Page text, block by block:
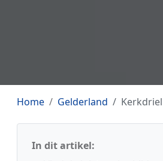
Home Gelderland Kerkdriel
In dit artikel: